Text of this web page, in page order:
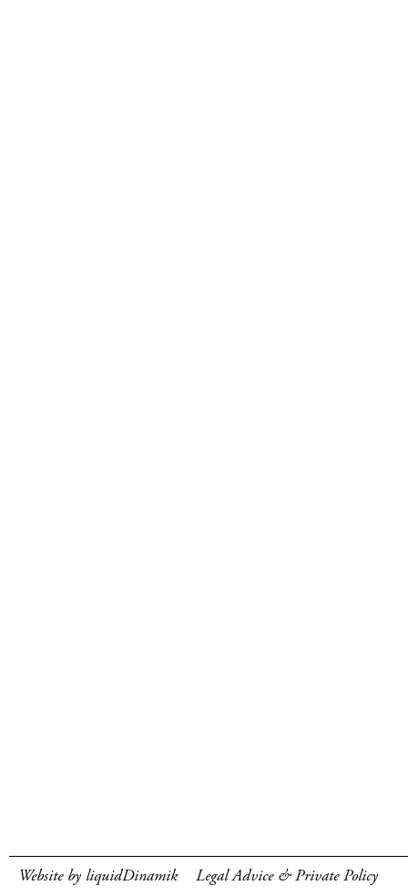
Website by liquidDinamik Legal Advice & Private Policy